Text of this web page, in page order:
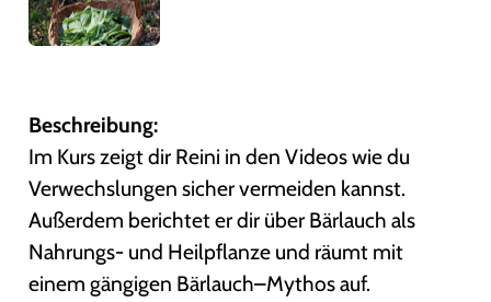
Beschreibung:
Im Kurs zeigt dir Reini in den Videos wie du
Verwechslungen sicher vermeiden kannst.
Außerdem berichtet er dir über Bärlauch als
Nahrungs- und Heilpflanze und räumt mit
einem gängigen Bärlauch–Mythos auf.